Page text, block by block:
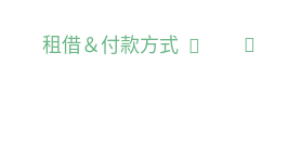
租借＆付款方式